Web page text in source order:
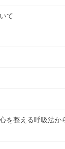
て
を整える呼吸法か